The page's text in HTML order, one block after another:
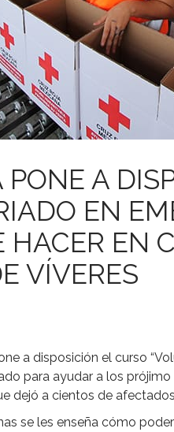
A
EN
HACER EN
VÍVERES
a disposición el curso
para ayudar a los
dejó a cientos de
se les enseña cómo